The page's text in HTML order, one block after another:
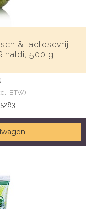
& lactosevrij
500 g
BTW)